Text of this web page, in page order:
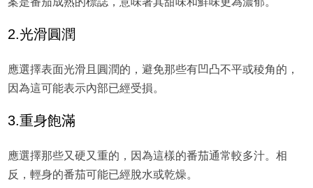
2.光滑圓潤
應選擇表面光滑且圓潤的，避免那些有凹凸不平或稜角的，
因為這可能表示內部已經受損。
3.重身飽滿
應選擇那些又硬又重的，因為這樣的番茄通常較多汁。相
反，輕身的番茄可能已經脫水或乾燥。